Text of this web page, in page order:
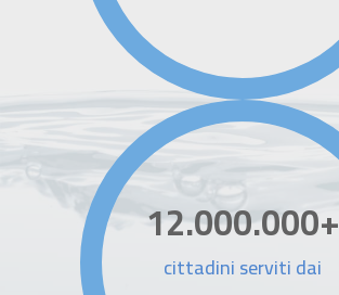
12.000.000+
cittadini serviti dai